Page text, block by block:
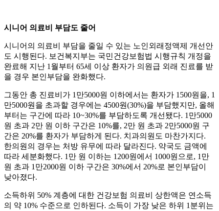
시니어 의료비 부담도 줄어
시니어의 의료비 부담을 줄일 수 있는 노인외래정액제 개선안
도 시행된다. 보건복지부는 국민건강보험법 시행규칙 개정을
완료해 지난 1월부터 65세 이상 환자가 의원급 외래 진료를 받
을 경우 본인부담을 완화했다.
그동안 총 진료비가 1만5000원 이하에서는 환자가 1500원을, 1
만5000원을 초과할 경우에는 4500원(30%)을 부담했지만, 올해
부터는 구간에 따라 10~30%를 부담하도록 개선됐다. 1만5000
원 초과 2만 원 이하 구간은 10%를, 2만 원 초과 2만5000원 구
간은 20%를 환자가 부담하게 된다. 치과의원도 마찬가지다.
한의원의 경우는 처방 유무에 따라 달라진다. 약국도 금액에
따라 세분화했다. 1만 원 이하는 1200원에서 1000원으로, 1만
원 초과 1만2000원 이하 구간은 30%에서 20%로 본인부담이
낮아졌다.
소득하위 50% 계층에 대한 건강보험 의료비 상한액은 연소득
의 약 10% 수준으로 인하된다. 소득이 가장 낮은 하위 1분위는